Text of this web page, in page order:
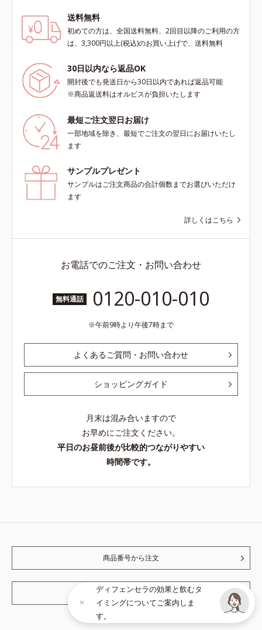
送料無料
初めての方は、全国送料無料、2回目以降のご利用の方
は、3,300円以上(税込)のお買い上げで、送料無料
30日以内なら返品OK
開封後でも発送日から30日以内であれば返品可能
※商品返送料はオルビスが負担いたします
最短ご注文翌日お届け
一部地域を除き、最短でご注文の翌日にお届けいたし
ます
サンプルプレゼント
サンプルはご注文商品の合計個数までお選びいただけ
ます
詳しくはこちら
お電話でのご注文・お問い合わせ
無料通話 0120-010-010
午前9時より午後7時まで
よくあるご質問・お問い合わせ
ショッピングガイド
月末は混み合いますので
お早めにご注文ください。
平日のお昼前後が比較的つながりやすい
時間帯です。
商品番号から注文
無料サンプルを探す
ディフェンセラの効果と飲むタ
イミングについてご案内しま
す。